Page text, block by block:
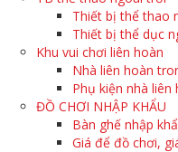
Thiết bị thể thao
Thiết bị thể dục
Khu vui chơi liên hoàn
Nhà liên hoàn
Phụ kiện nhà liên
ĐỒ CHƠI NHẬP KHẨU
Bàn ghế nhập
Giá để đồ chơi,